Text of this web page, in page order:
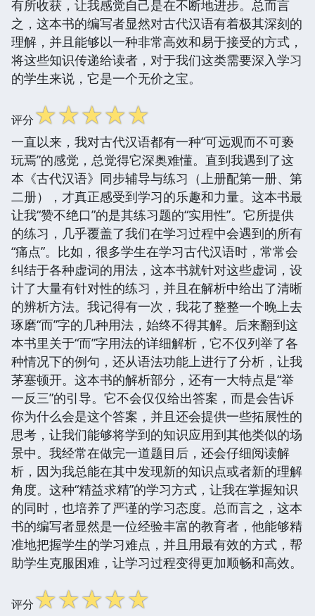
有所收获，让我感觉自己是在不断地进步。总而言
之，这本书的编写者显然对古代汉语有着极其深刻的
理解，并且能够以一种非常高效和易于接受的方式，
将这些知识传递给读者，对于我们这类需要深入学习
的学生来说，它是一个无价之宝。
评分☆☆☆☆☆
一直以来，我对古代汉语都有一种“可远观而不可亵
玩焉”的感觉，总觉得它深奥难懂。直到我遇到了这
本《古代汉语》同步辅导与练习（上册配第一册、第
二册），才真正感受到学习的乐趣和力量。这本书最
让我“赞不绝口”的是其练习题的“实用性”。它所提供
的练习，几乎覆盖了我们在学习过程中会遇到的所有
“痛点”。比如，很多学生在学习古代汉语时，常常会
纠结于各种虚词的用法，这本书就针对这些虚词，设
计了大量有针对性的练习，并且在解析中给出了清晰
的辨析方法。我记得有一次，我花了整整一个晚上去
琢磨“而”字的几种用法，始终不得其解。后来翻到这
本书里关于“而”字用法的详细解析，它不仅列举了各
种情况下的例句，还从语法功能上进行了分析，让我
茅塞顿开。这本书的解析部分，还有一大特点是“举
一反三”的引导。它不会仅仅给出答案，而是会告诉
你为什么会是这个答案，并且还会提供一些拓展性的
思考，让我们能够将学到的知识应用到其他类似的场
景中。我经常在做完一道题目后，还会仔细阅读解
析，因为我总能在其中发现新的知识点或者新的理解
角度。这种“精益求精”的学习方式，让我在掌握知识
的同时，也培养了严谨的学习态度。总而言之，这本
书的编写者显然是一位经验丰富的教育者，他能够精
准地把握学生的学习难点，并且用最有效的方式，帮
助学生克服困难，让学习过程变得更加顺畅和高效。
评分☆☆☆☆☆